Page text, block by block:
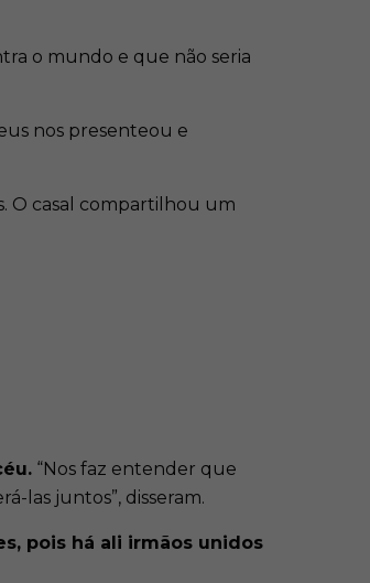
o mundo e que não seria
nos presenteou e
O casal compartilhou um
“Nos faz entender que
las juntos”, disseram.
pois há ali irmãos unidos